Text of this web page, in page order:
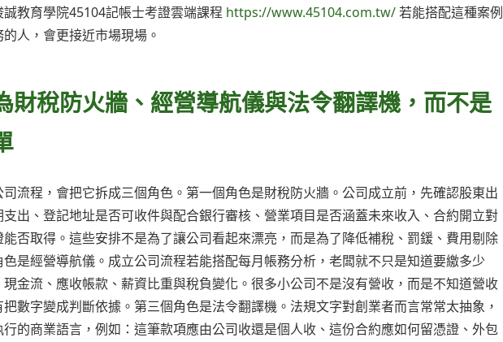
教育學院45104記帳士考證雲端課程 https://www.45104.com.tw/若能搭配這種案例
人，會更接近市場現場。
財稅防火牆、經營導航儀與法令翻譯機，而不是
流程，會把它拆成三個角色。第一個角色是財稅防火牆。公司成立前，先確認股東出
出、登記地址是否可收件與配合銀行審核、營業項目是否涵蓋未來收入、合約開立對
否取得。這些安排不是為了讓公司看起來漂亮，而是為了降低補稅、罰鍰、費用剔除
是經營導航儀。成立公司流程若能搭配每月帳務分析，老闆就不只是知道要繳多少
金流、應收帳款、薪資比重與稅負變化。很多小公司不是沒有營收，而是不知道營收
數字變成判斷依據。第三個角色是法令翻譯機。法規文字對創業者而言常常太抽象，
的商業語言，例如：這筆款項應由公司收還是個人收、這份合約應如何留憑證、外包